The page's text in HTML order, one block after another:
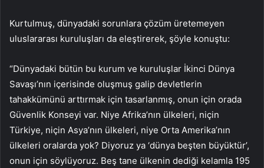
Kurtulmuş, dünyadaki sorunlara çözüm üretemeyen
uluslararası kuruluşları da eleştirerek, şöyle konuştu:
“Dünyadaki bütün bu kurum ve kuruluşlar İkinci Dünya
Savaşı’nın içerisinde oluşmuş galip devletlerin
tahakkümünü arttırmak için tasarlanmış, onun için orada
Güvenlik Konseyi var. Niye Afrika’nın ülkeleri, niçin
Türkiye, niçin Asya’nın ülkeleri, niye Orta Amerika’nın
ülkeleri oralarda yok? Diyoruz ya ‘dünya beşten büyüktür’,
onun için söylüyoruz. Beş tane ülkenin dediği kelamla 195